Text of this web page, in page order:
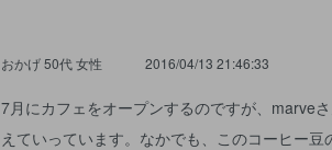
おかげ 50代 女性 2016/04/13 21:46:33
7月にカフェをオープンするのですが、marve
えていっています。なかでも、このコーヒー豆